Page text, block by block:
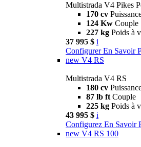
Multistrada V4 Pikes
170 cv
124 Kw Couple
227 kg Poids à
37 995 $ i
Configurer En Savoir
new V4 RS
Multistrada V4 RS
180 cv
87 lb ft Couple
225 kg Poids à
43 995 $ i
Configurez En Savoir
new V4 RS 100